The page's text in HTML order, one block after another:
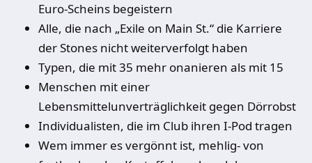
Euro-Scheins begeistern
Alle, die nach „Exile on Main St.“ die Karriere
der Stones nicht weiterverfolgt haben
Typen, die mit 35 mehr onanieren als mit 15
Menschen mit einer
Lebensmittelunverträglichkeit gegen Dörrobst
Individualisten, die im Club ihren I-Pod tragen
Wem immer es vergönnt ist, mehlig- von